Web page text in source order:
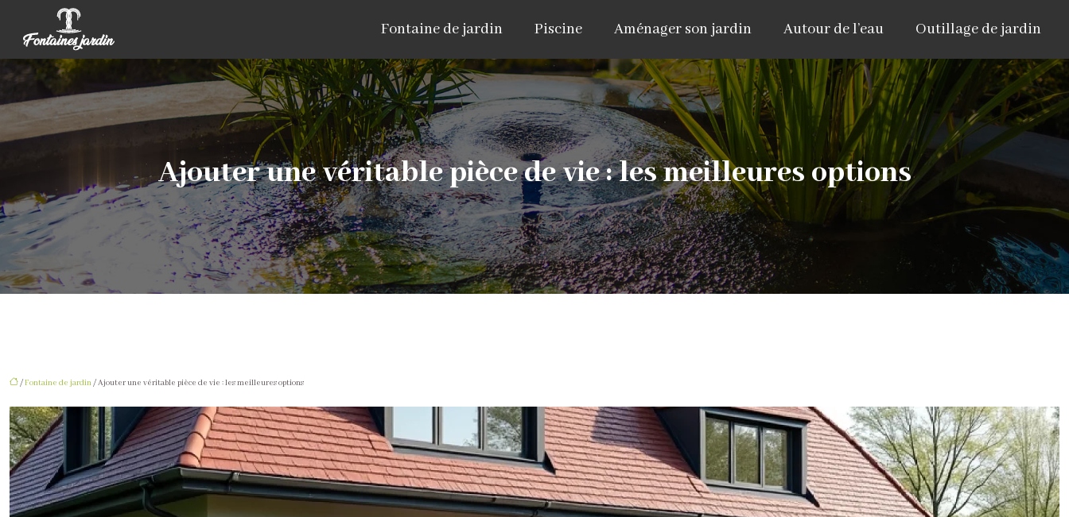
Fontaine de jardin Piscine Aménager son jardin Autour de l’eau Outillage de jardin
Ajouter une véritable pièce de vie : les meilleures options
/Fontaine de jardin/ Ajouter une véritable pièce de vie : les meilleures options